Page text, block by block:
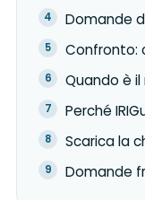
Domande
Confronto:
Quando è
Perché
Scarica la
Domande